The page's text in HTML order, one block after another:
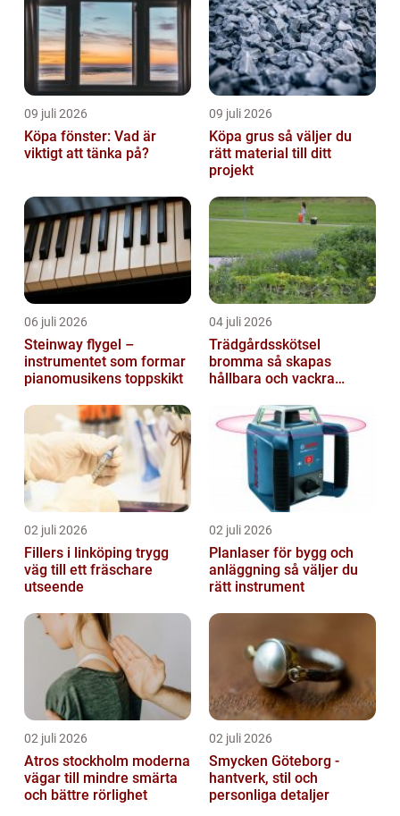
09 juli 2026
Köpa fönster: Vad är
viktigt att tänka på?
09 juli 2026
Köpa grus så väljer du
rätt material till ditt
projekt
06 juli 2026
Steinway flygel –
instrumentet som formar
pianomusikens toppskikt
04 juli 2026
Trädgårdsskötsel
bromma så skapas
hållbara och vackra
02 juli 2026
Fillers i linköping trygg
väg till ett fräschare
utseende
02 juli 2026
Planlaser för bygg och
anläggning så väljer du
rätt instrument
02 juli 2026
Atros stockholm moderna
vägar till mindre smärta
och bättre rörlighet
02 juli 2026
Smycken Göteborg -
hantverk, stil och
personliga detaljer